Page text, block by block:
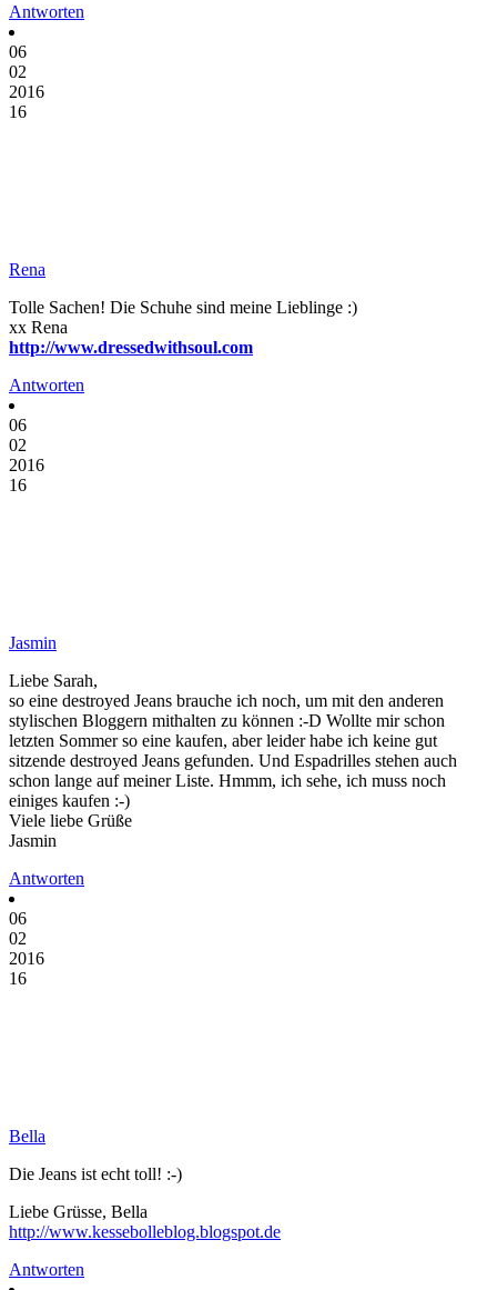
Antworten
06
02
2016
16
Rena
Tolle Sachen! Die Schuhe sind meine Lieblinge :)
xx Rena
http://www.dressedwithsoul.com
Antworten
06
02
2016
16
Jasmin
Liebe Sarah,
so eine destroyed Jeans brauche ich noch, um mit den anderen
stylischen Bloggern mithalten zu können :-D Wollte mir schon
letzten Sommer so eine kaufen, aber leider habe ich keine gut
sitzende destroyed Jeans gefunden. Und Espadrilles stehen auch
schon lange auf meiner Liste. Hmmm, ich sehe, ich muss noch
einiges kaufen :-)
Viele liebe Grüße
Jasmin
Antworten
06
02
2016
16
Bella
Die Jeans ist echt toll! :-)
Liebe Grüsse, Bella
http://www.kessebolleblog.blogspot.de
Antworten